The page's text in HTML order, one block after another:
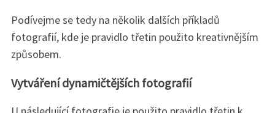
Podívejme se tedy na několik dalších příkladů
fotografií, kde je pravidlo třetin použito kreativnějším
způsobem.
Vytváření dynamičtějších fotografií